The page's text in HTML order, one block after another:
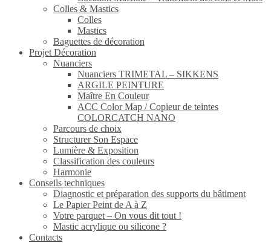
Colles & Mastics
Colles
Mastics
Baguettes de décoration
Projet Décoration
Nuanciers
Nuanciers TRIMETAL – SIKKENS
ARGILE PEINTURE
Maître En Couleur
ACC Color Map / Copieur de teintes
COLORCATCH NANO
Parcours de choix
Structurer Son Espace
Lumière & Exposition
Classification des couleurs
Harmonie
Conseils techniques
Diagnostic et préparation des supports du bâtiment
Le Papier Peint de A à Z
Votre parquet – On vous dit tout !
Mastic acrylique ou silicone ?
Contacts